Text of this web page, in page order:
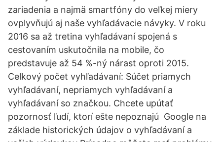
zariadenia a najmä smartfóny do veľkej miery
ovplyvňujú aj naše vyhľadávacie návyky. V roku
2016 sa až tretina vyhľadávaní spojená s
cestovaním uskutočnila na mobile, čo
predstavuje až 54 %-ný nárast oproti 2015.
Celkový počet vyhľadávaní: Súčet priamych
vyhľadávaní, nepriamych vyhľadávaní a
vyhľadávaní so značkou. Chcete upútať
pozornosť ľudí, ktorí ešte nepoznajú Google na
základe historických údajov o vyhľadávaní a